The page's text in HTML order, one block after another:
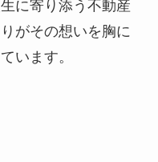
に寄り添う不動産
がその想いを胸に
います。